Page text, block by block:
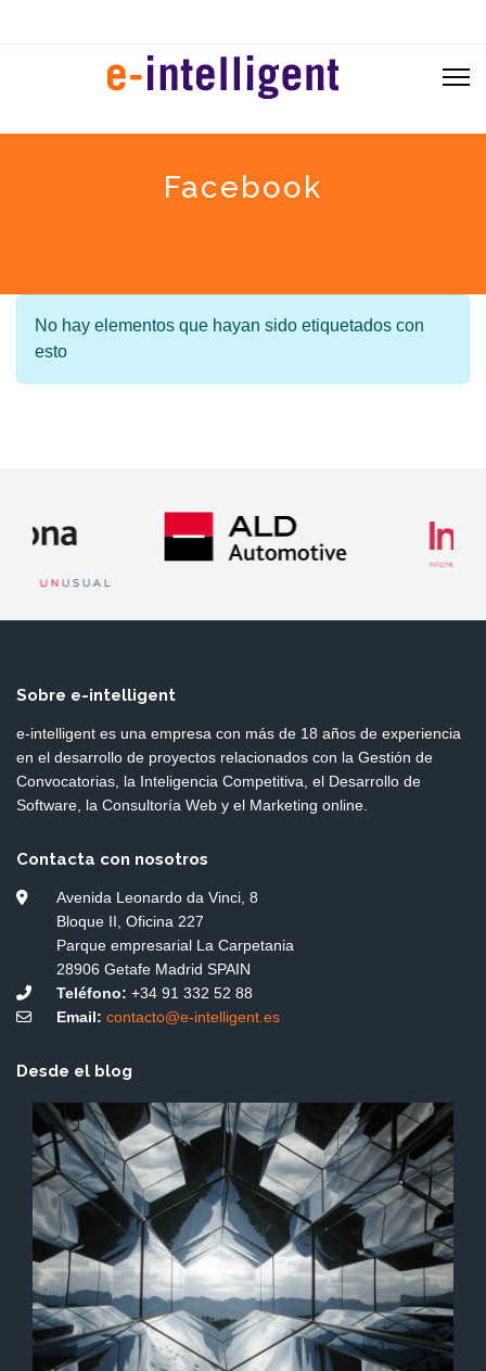
Facebook
Información
No hay elementos que hayan sido etiquetados con
esto
Sobre e-intelligent
e-intelligent es una empresa con más de 18 años de experiencia
en el desarrollo de proyectos relacionados con la Gestión de
Convocatorias, la Inteligencia Competitiva, el Desarrollo de
Software, la Consultoría Web y el Marketing online.
Contacta con nosotros
Avenida Leonardo da Vinci, 8
Bloque II, Oficina 227
Parque empresarial La Carpetania
28906 Getafe Madrid SPAIN
Teléfono: +34 91 332 52 88
Email: contacto@e-intelligent.es
Desde el blog